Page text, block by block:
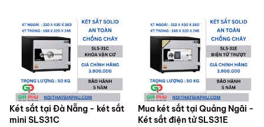
Két sắt tại Đà Nẵng - két sắt
mini SLS31C
Mua két sắt tại Quảng Ngãi -
Két sắt điện tử SLS31E